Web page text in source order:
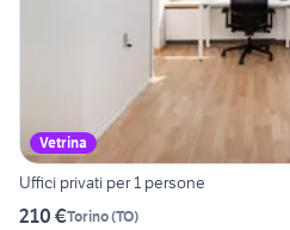
Vetrina
Uffici privati per 1 persone
210 €Torino(TO)